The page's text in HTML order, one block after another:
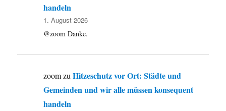
handeln
1. August 2026
@zoom Danke.
zoomzuHitzeschutz vor Ort: Städte und
Gemeinden und wir alle müssen konsequent
handeln